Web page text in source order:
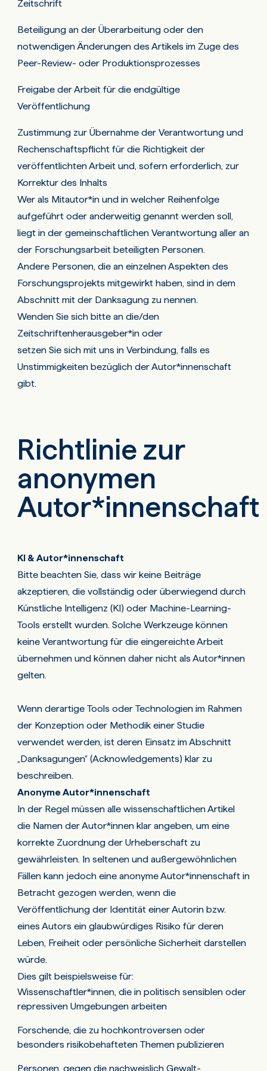
Zeitschrift
Beteiligung an der Überarbeitung oder den
notwendigen Änderungen des Artikels im Zuge des
Peer-Review- oder Produktionsprozesses
Freigabe der Arbeit für die endgültige
Veröffentlichung
Zustimmung zur Übernahme der Verantwortung und
Rechenschaftspflicht für die Richtigkeit der
veröffentlichten Arbeit und, sofern erforderlich, zur
Korrektur des Inhalts
Wer als Mitautor*in und in welcher Reihenfolge
aufgeführt oder anderweitig genannt werden soll,
liegt in der gemeinschaftlichen Verantwortung aller an
der Forschungsarbeit beteiligten Personen.
Andere Personen, die an einzelnen Aspekten des
Forschungsprojekts mitgewirkt haben, sind in dem
Abschnitt mit der Danksagung zu nennen.
Wenden Sie sich bitte an die/den
Zeitschriftenherausgeber*in oder
setzen Sie sich mit uns in Verbindung, falls es
Unstimmigkeiten bezüglich der Autor*innenschaft
gibt.
Richtlinie zur
anonymen
Autor*innenschaft
KI & Autor*innenschaft
Bitte beachten Sie, dass wir keine Beiträge
akzeptieren, die vollständig oder überwiegend durch
Künstliche Intelligenz (KI) oder Machine-Learning-
Tools erstellt wurden. Solche Werkzeuge können
keine Verantwortung für die eingereichte Arbeit
übernehmen und können daher nicht als Autor*innen
gelten.
Wenn derartige Tools oder Technologien im Rahmen
der Konzeption oder Methodik einer Studie
verwendet werden, ist deren Einsatz im Abschnitt
„Danksagungen“ (Acknowledgements) klar zu
beschreiben.
Anonyme Autor*innenschaft
In der Regel müssen alle wissenschaftlichen Artikel
die Namen der Autor*innen klar angeben, um eine
korrekte Zuordnung der Urheberschaft zu
gewährleisten. In seltenen und außergewöhnlichen
Fällen kann jedoch eine anonyme Autor*innenschaft in
Betracht gezogen werden, wenn die
Veröffentlichung der Identität einer Autorin bzw.
eines Autors ein glaubwürdiges Risiko für deren
Leben, Freiheit oder persönliche Sicherheit darstellen
würde.
Dies gilt beispielsweise für:
Wissenschaftler*innen, die in politisch sensiblen oder
repressiven Umgebungen arbeiten
Forschende, die zu hochkontroversen oder
besonders risikobehafteten Themen publizieren
Personen, gegen die nachweislich Gewalt-,